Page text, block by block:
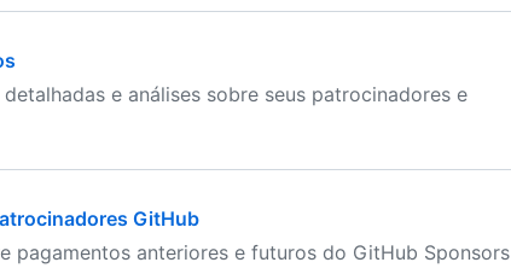
e análises sobre seus patrocinadores e
GitHub
pagamentos anteriores e futuros do GitHub Sponsors